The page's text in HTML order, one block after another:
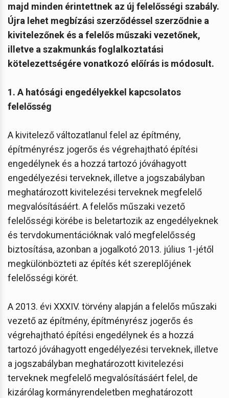
majd minden érintettnek az új felelősségi szabály.
Újra lehet megbízási szerződéssel szerződnie a
kivitelezőnek és a felelős műszaki vezetőnek,
illetve a szakmunkás foglalkoztatási
kötelezettségére vonatkozó előírás is módosult.
1. A hatósági engedélyekkel kapcsolatos
felelősség
A kivitelező változatlanul felel az építmény,
építményrész jogerős és végrehajtható építési
engedélynek és a hozzá tartozó jóváhagyott
engedélyezési terveknek, illetve a jogszabályban
meghatározott kivitelezési terveknek megfelelő
megvalósításáért. A felelős műszaki vezető
felelősségi körébe is beletartozik az engedélyeknek
és tervdokumentációknak való megfelelősség
biztosítása, azonban a jogalkotó 2013. július 1-jétől
megkülönbözteti az építés két szereplőjének
felelősségi körét.
A 2013. évi XXXIV. törvény alapján a felelős műszaki
vezető az építmény, építményrész jogerős és
végrehajtható építési engedélynek és a hozzá
tartozó jóváhagyott engedélyezési terveknek, illetve
a jogszabályban meghatározott kivitelezési
terveknek megfelelő megvalósításáért felel, de
kizárólag kormányrendeletben meghatározott